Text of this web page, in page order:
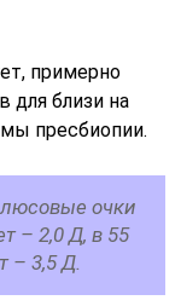
примерно
для близи на
пресбиопии.
очки
– 2,0 Д, в 55
– 3,5 Д.